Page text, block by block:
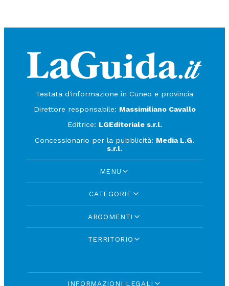
Testata d'informazione in Cuneo e provincia
Direttore responsabile: Massimiliano Cavallo
Editrice: LGEditoriale s.r.l.
Concessionario per la pubblicità: Media L.G.
s.r.l.
MENU
CATEGORIE
ARGOMENTI
TERRITORIO
INFORMAZIONI LEGALI